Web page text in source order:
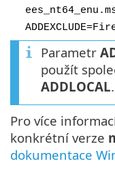
Parametr
použít
ADDLOCAL.
Pro více
konkrétní verze
dokumentace